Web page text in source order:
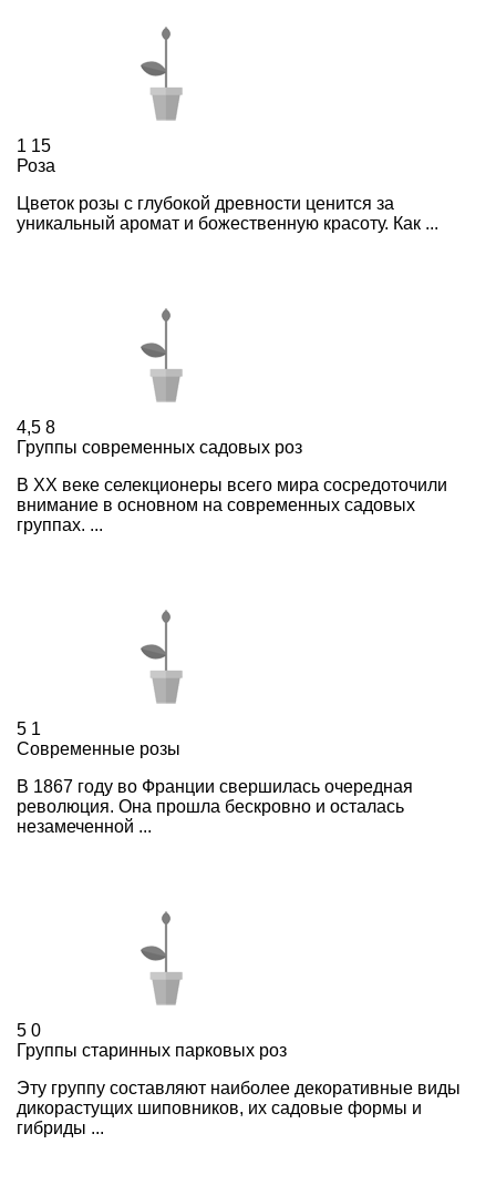
1 15
Роза
Цветок розы с глубокой древности ценится за
уникальный аромат и божественную красоту. Как ...
4,5 8
Группы современных садовых роз
В XX веке селекционеры всего мира сосредоточили
внимание в основном на современных садовых
группах. ...
5 1
Современные розы
В 1867 году во Франции свершилась очередная
революция. Она прошла бескровно и осталась
незамеченной ...
5 0
Группы старинных парковых роз
Эту группу составляют наиболее декоративные виды
дикорастущих шиповников, их садовые формы и
гибриды ...